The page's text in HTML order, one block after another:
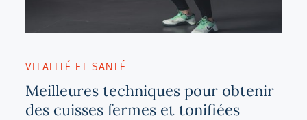
VITALITÉ ET SANTÉ
Meilleures techniques pour obtenir
des cuisses fermes et tonifiées